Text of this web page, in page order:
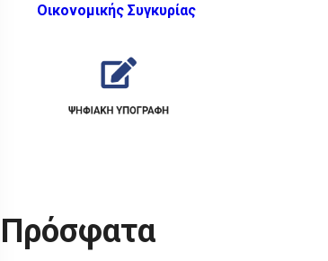
Οικονομικής Συγκυρίας
Πρόσφατα